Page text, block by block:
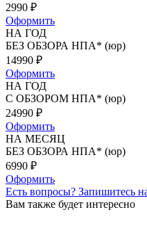
2990 ₽
Оформить
НА ГОД
БЕЗ ОБЗОРА НПА* (юр)
14990 ₽
Оформить
НА ГОД
С ОБЗОРОМ НПА* (юр)
24990 ₽
Оформить
НА МЕСЯЦ
БЕЗ ОБЗОРА НПА* (юр)
6990 ₽
Оформить
Есть вопросы? Запишитесь
Вам также будет интересно